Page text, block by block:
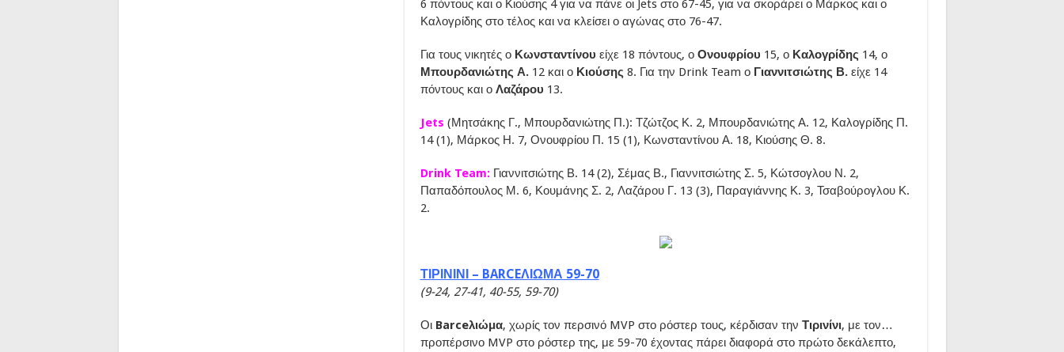
6 πόντους και ο Κιούσης 4 για να πάνε οι Jets στο 67-45, για να σκοράρει ο Μάρκος και ο
Καλογρίδης στο τέλος και να κλείσει ο αγώνας στο 76-47.
Για τους νικητές ο Κωνσταντίνου είχε 18 πόντους, ο Ονουφρίου 15, ο Καλογρίδης 14, ο
Μπουρδανιώτης Α.12 και ο Κιούσης 8. Για την Drink Team ο Γιαννιτσιώτης Β.είχε 14
πόντους και ο Λαζάρου 13.
Jets (Μητσάκης Γ., Μπουρδανιώτης Π.): Τζώτζος Κ. 2, Μπουρδανιώτης Α. 12, Καλογρίδης Π.
14 (1), Μάρκος Η. 7, Ονουφρίου Π. 15 (1), Κωνσταντίνου Α. 18, Κιούσης Θ. 8.
Drink Team:Γιαννιτσιώτης Β. 14 (2), Σέμας Β., Γιαννιτσιώτης Σ. 5, Κώτσογλου Ν. 2,
Παπαδόπουλος Μ. 6, Κουμάνης Σ. 2, Λαζάρου Γ. 13 (3), Παραγιάννης Κ. 3, Τσαβούρογλου Κ.
2.
ΤΙΡΙΝΙΝΙ – BARCEΛΙΩΜΑ 59-70
(9-24, 27-41, 40-55, 59-70)
Οι Barceλιώμα, χωρίς τον περσινό MVP στο ρόστερ τους, κέρδισαν την Τιρινίνι, με τον…
προπέρσινο MVP στο ρόστερ της, με 59-70 έχοντας πάρει διαφορά στο πρώτο δεκάλεπτο,